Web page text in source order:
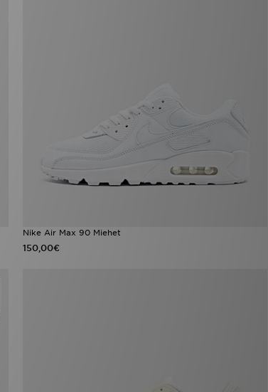
Nike Air Max 90 Miehet
150,00€